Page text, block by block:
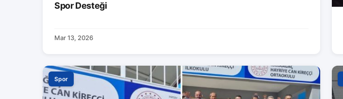
Spor Desteği
Mar 13, 2026
Spor